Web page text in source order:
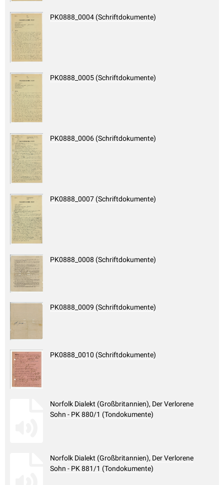
PK0888_0004 (Schriftdokumente)
PK0888_0005 (Schriftdokumente)
PK0888_0006 (Schriftdokumente)
PK0888_0007 (Schriftdokumente)
PK0888_0008 (Schriftdokumente)
PK0888_0009 (Schriftdokumente)
PK0888_0010 (Schriftdokumente)
Norfolk Dialekt (Großbritannien), Der Verlorene
Sohn - PK 880/1 (Tondokumente)
Norfolk Dialekt (Großbritannien), Der Verlorene
Sohn - PK 881/1 (Tondokumente)